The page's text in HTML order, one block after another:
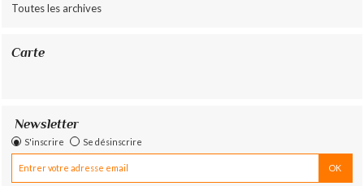
Toutes les archives
Carte
Newsletter
S'inscrire Se désinscrire